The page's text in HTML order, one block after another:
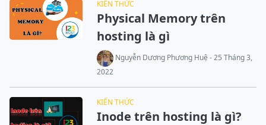
KIẾN THỨC
Physical Memory trên
hosting là gì
Nguyễn Dương Phương Huệ - 25 Tháng 3,
2022
KIẾN THỨC
Inode trên hosting là gì?